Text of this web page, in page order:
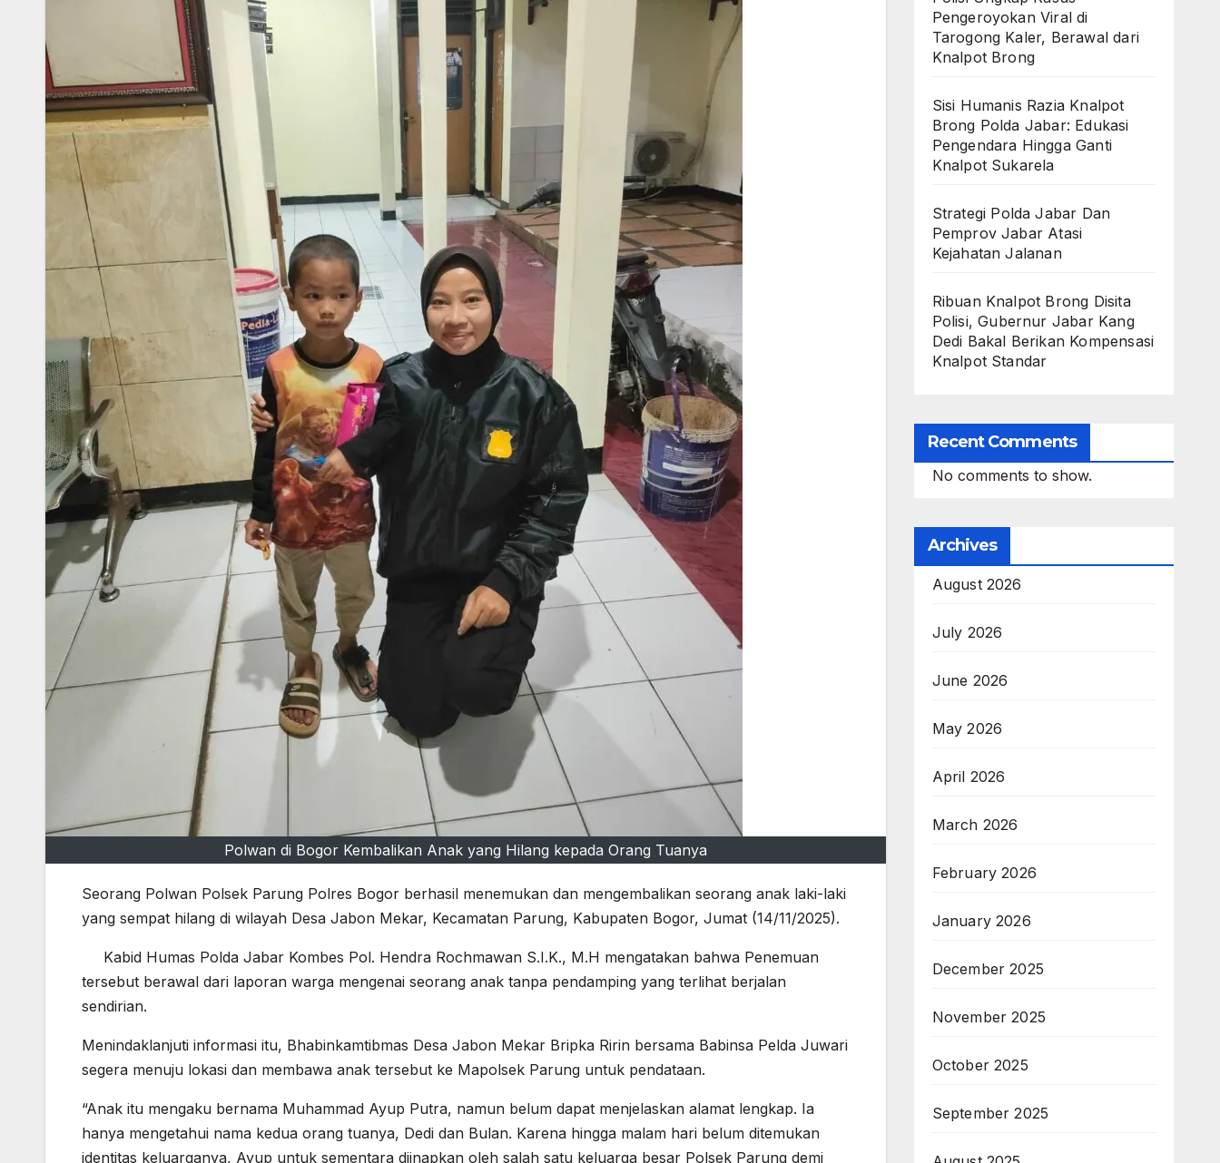
Polwan di Bogor Kembalikan Anak yang Hilang kepada Orang Tuanya
Seorang Polwan Polsek Parung Polres Bogor berhasil menemukan dan mengembalikan seorang anak laki-laki
yang sempat hilang di wilayah Desa Jabon Mekar, Kecamatan Parung, Kabupaten Bogor, Jumat (14/11/2025).
Kabid Humas Polda Jabar Kombes Pol. Hendra Rochmawan S.I.K., M.H mengatakan bahwa Penemuan
tersebut berawal dari laporan warga mengenai seorang anak tanpa pendamping yang terlihat berjalan
sendirian.
Menindaklanjuti informasi itu, Bhabinkamtibmas Desa Jabon Mekar Bripka Ririn bersama Babinsa Pelda Juwari
segera menuju lokasi dan membawa anak tersebut ke Mapolsek Parung untuk pendataan.
“Anak itu mengaku bernama Muhammad Ayup Putra, namun belum dapat menjelaskan alamat lengkap. Ia
hanya mengetahui nama kedua orang tuanya, Dedi dan Bulan. Karena hingga malam hari belum ditemukan
identitas keluarganya, Ayup untuk sementara diinapkan oleh salah satu keluarga besar Polsek Parung demi
Pengeroyokan Viral di
Tarogong Kaler, Berawal dari
Knalpot Brong
Sisi Humanis Razia Knalpot
Brong Polda Jabar: Edukasi
Pengendara Hingga Ganti
Knalpot Sukarela
Strategi Polda Jabar Dan
Pemprov Jabar Atasi
Kejahatan Jalanan
Ribuan Knalpot Brong Disita
Polisi, Gubernur Jabar Kang
Dedi Bakal Berikan Kompensasi
Knalpot Standar
Recent Comments
No comments to show.
Archives
August 2026
July 2026
June 2026
May 2026
April 2026
March 2026
February 2026
January 2026
December 2025
November 2025
October 2025
September 2025